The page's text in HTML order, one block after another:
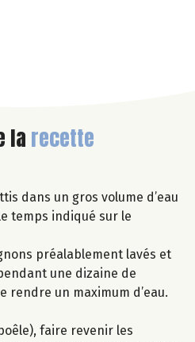
larecette
dans un gros volume d’eau
temps indiqué sur le
préalablement lavés et
une dizaine de
rendre un maximum d’eau.
faire revenir les